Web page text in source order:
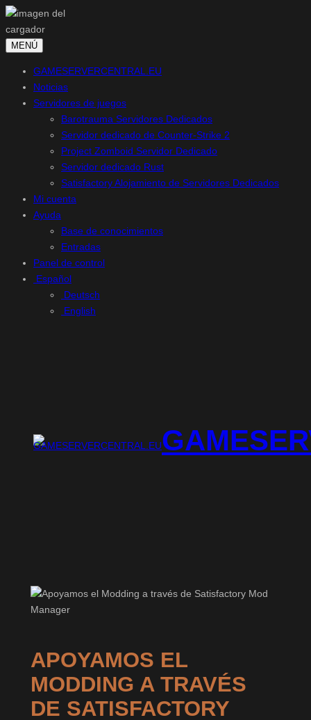
Saltar
contenido
MENÚ
GAMESERVERCENTRAL.EU
Noticias
Servidores de juegos
Barotrauma Servidores Dedicados
Servidor dedicado de Counter-Strike 2
Project Zomboid Servidor Dedicado
Servidor dedicado Rust
Satisfactory Alojamiento de Servidores Dedicados
Mi cuenta
Ayuda
Base de conocimientos
Entradas
Panel de control
Español
Deutsch
English
APOYAMOS EL
MODDING A TRAVÉS
DE SATISFACTORY